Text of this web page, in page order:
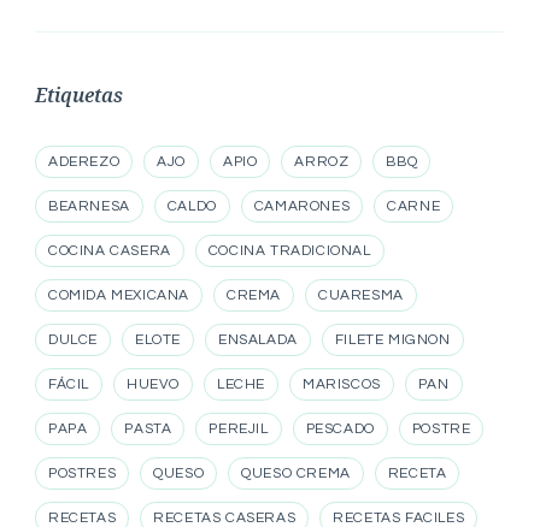
Etiquetas
ADEREZO AJO APIO ARROZ BBQ
BEARNESA CALDO CAMARONES CARNE
COCINA CASERA COCINA TRADICIONAL
COMIDA MEXICANA CREMA CUARESMA
DULCE ELOTE ENSALADA FILETE MIGNON
FÁCIL HUEVO LECHE MARISCOS PAN
PAPA PASTA PEREJIL PESCADO POSTRE
POSTRES QUESO QUESO CREMA RECETA
RECETAS RECETAS CASERAS RECETAS FACILES